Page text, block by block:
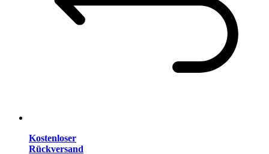
Kostenloser
Rückversand